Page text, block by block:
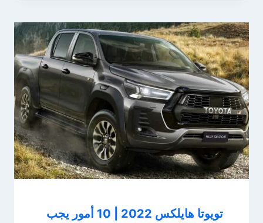
تويوتا هايلكس 2022 | 10 أمور يجب